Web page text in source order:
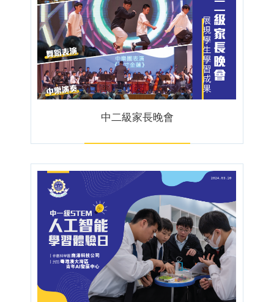
中二級家長晚會